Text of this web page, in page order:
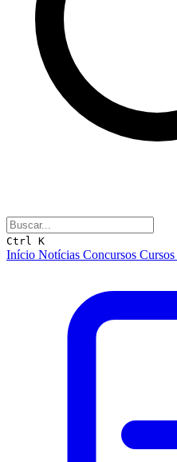
Ctrl K
Início Notícias Concursos Cursos